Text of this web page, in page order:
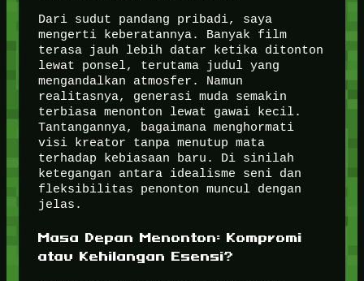
Dari sudut pandang pribadi, saya
mengerti keberatannya. Banyak film
terasa jauh lebih datar ketika ditonton
lewat ponsel, terutama judul yang
mengandalkan atmosfer. Namun
realitasnya, generasi muda semakin
terbiasa menonton lewat gawai kecil.
Tantangannya, bagaimana menghormati
visi kreator tanpa menutup mata
terhadap kebiasaan baru. Di sinilah
ketegangan antara idealisme seni dan
fleksibilitas penonton muncul dengan
jelas.
Masa Depan Menonton: Kompromi
atau Kehilangan Esensi?